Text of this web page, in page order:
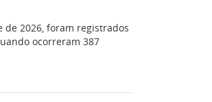
2026, foram registrados
ocorreram 387